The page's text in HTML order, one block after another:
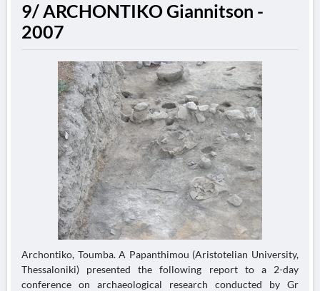
9/ ARCHONTIKO Giannitson -
2007
Archontiko, Toumba. A Papanthimou (Aristotelian University,
Thessaloniki) presented the following report to a 2-day
conference on archaeological research conducted by Gr